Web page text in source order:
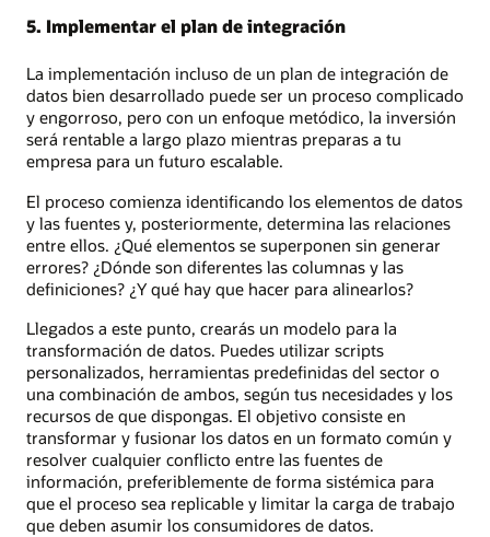
5. Implementar el plan de integración
La implementación incluso de un plan de integración de
datos bien desarrollado puede ser un proceso complicado
y engorroso, pero con un enfoque metódico, la inversión
será rentable a largo plazo mientras preparas a tu
empresa para un futuro escalable.
El proceso comienza identificando los elementos de datos
y las fuentes y, posteriormente, determina las relaciones
entre ellos. ¿Qué elementos se superponen sin generar
errores? ¿Dónde son diferentes las columnas y las
definiciones? ¿Y qué hay que hacer para alinearlos?
Llegados a este punto, crearás un modelo para la
transformación de datos. Puedes utilizar scripts
personalizados, herramientas predefinidas del sector o
una combinación de ambos, según tus necesidades y los
recursos de que dispongas. El objetivo consiste en
transformar y fusionar los datos en un formato común y
resolver cualquier conflicto entre las fuentes de
información, preferiblemente de forma sistémica para
que el proceso sea replicable y limitar la carga de trabajo
que deben asumir los consumidores de datos.